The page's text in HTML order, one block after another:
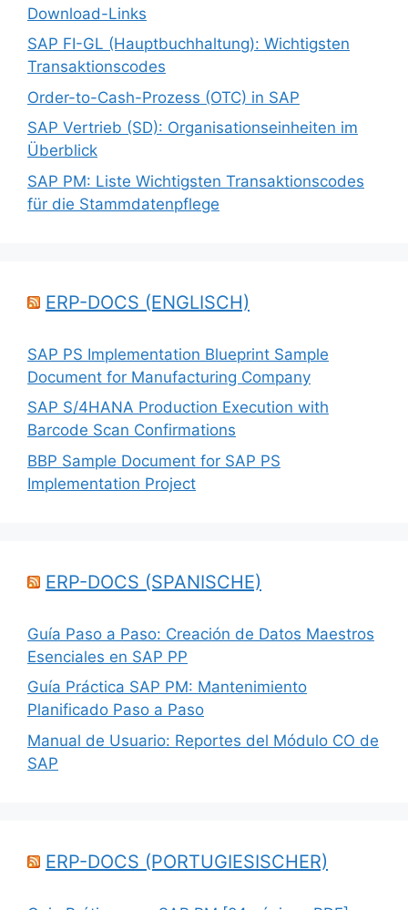
Download-Links
SAP FI-GL (Hauptbuchhaltung): Wichtigsten
Transaktionscodes
Order-to-Cash-Prozess (OTC) in SAP
SAP Vertrieb (SD): Organisationseinheiten im
Überblick
SAP PM: Liste Wichtigsten Transaktionscodes
für die Stammdatenpflege
ERP-DOCS (ENGLISCH)
SAP PS Implementation Blueprint Sample
Document for Manufacturing Company
SAP S/4HANA Production Execution with
Barcode Scan Confirmations
BBP Sample Document for SAP PS
Implementation Project
ERP-DOCS (SPANISCHE)
Guía Paso a Paso: Creación de Datos Maestros
Esenciales en SAP PP
Guía Práctica SAP PM: Mantenimiento
Planificado Paso a Paso
Manual de Usuario: Reportes del Módulo CO de
SAP
ERP-DOCS (PORTUGIESISCHER)